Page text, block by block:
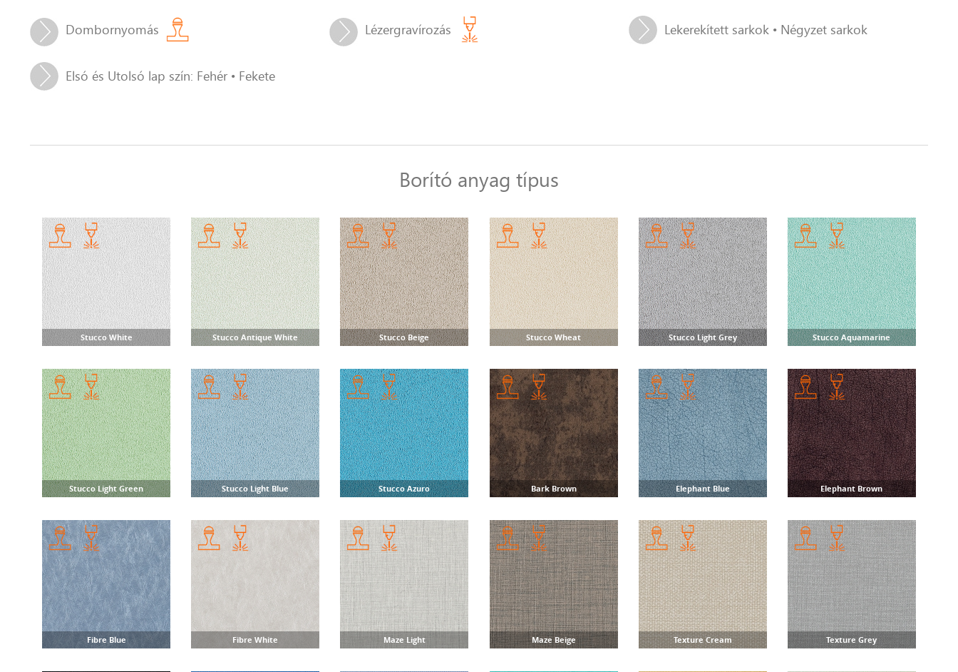
Dombornyomás Lézergravírozás Lekerekített sarkok • Négyzet sarkok
Elsó és Utolsó lap szín: Fehér • Fekete
Borító anyag típus
Stucco White Stucco Antique White Stucco Beige Stucco Wheat Stucco Light Grey Stucco Aquamarine
Stucco Light Green Stucco Light Blue Stucco Azuro Bark Brown Elephant Blue Elephant Brown
Fibre Blue Fibre White Maze Light Maze Beige Texture Cream Texture Grey